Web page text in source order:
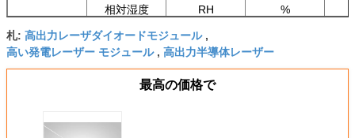
相対湿度
RH %
札: 高出力レーザダイオードモジュール,
高い発電レーザー モジュール, 高出力半導体レーザー
最高の価格で